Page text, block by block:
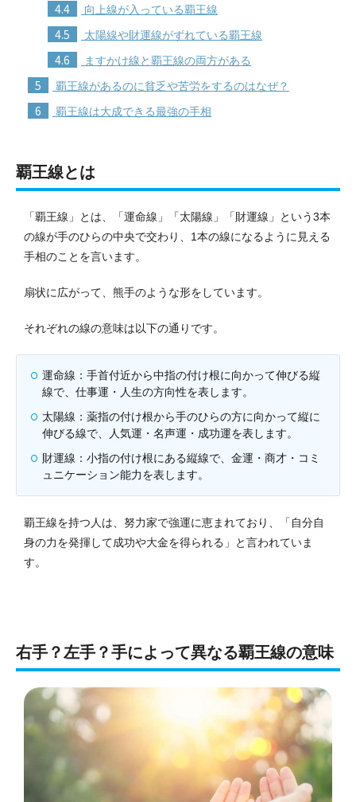
4.4 向上線が入っている覇王線
4.5 太陽線や財運線がずれている覇王線
4.6 ますかけ線と覇王線の両方がある
5 覇王線があるのに貧乏や苦労をするのはなぜ？
6 覇王線は大成できる最強の手相
覇王線とは
「覇王線」とは、「運命線」「太陽線」「財運線」という3本
の線が手のひらの中央で交わり、1本の線になるように見える
手相のことを言います。
扇状に広がって、熊手のような形をしています。
それぞれの線の意味は以下の通りです。
運命線：手首付近から中指の付け根に向かって伸びる縦
線で、仕事運・人生の方向性を表します。
太陽線：薬指の付け根から手のひらの方に向かって縦に
伸びる線で、人気運・名声運・成功運を表します。
財運線：小指の付け根にある縦線で、金運・商才・コミ
ュニケーション能力を表します。
覇王線を持つ人は、努力家で強運に恵まれており、「自分自
身の力を発揮して成功や大金を得られる」と言われていま
す。
右手？左手？手によって異なる覇王線の意味